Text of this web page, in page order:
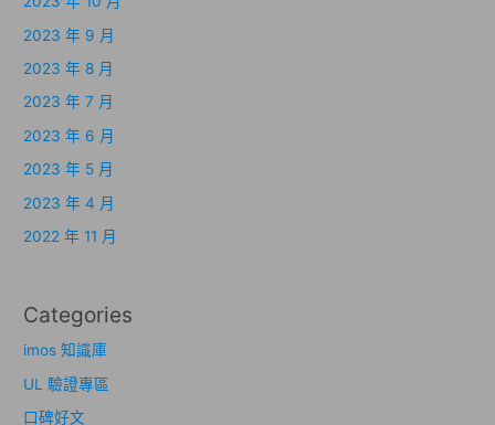
2023 年 9 月
2023 年 8 月
2023 年 7 月
2023 年 6 月
2023 年 5 月
2023 年 4 月
2022 年 11 月
Categories
imos 知識庫
UL 驗證專區
口碑好文